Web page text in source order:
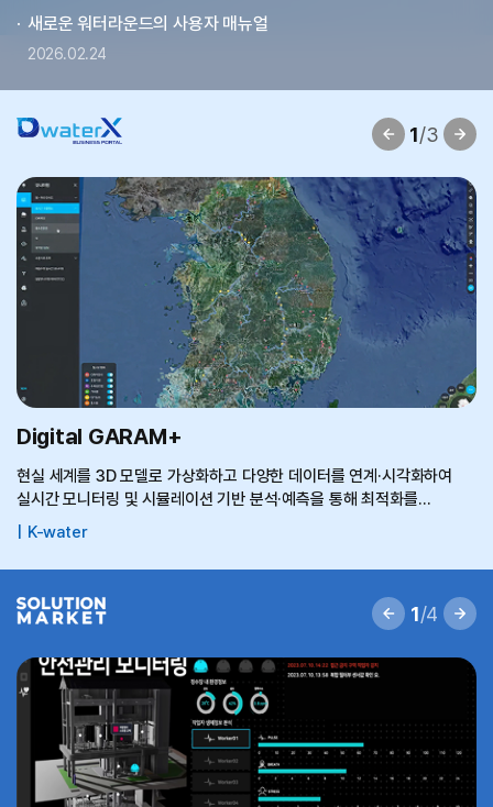
새로운 워터라운드의 사용자 매뉴얼
2026.02.24
Digital GARAM+
현실 세계를 3D 모델로 가상화하고 다양한 데이터를 연계·시각화하여
실시간 모니터링 및 시뮬레이션 기반 분석·예측을 통해 최적화를
구현하는 융합기술로써 3차원 지형지도를 기반으로 홍수·가뭄·수질 등
다양한 물관리 이슈를 시뮬레이션하고 피드백을 통해 최적의 의사결정을
지원하는 시스템
K-water
1/3
1/4